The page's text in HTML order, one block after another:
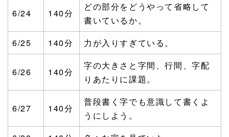
6/24 140分
どの部分をどうやって省略して
書いているか。
6/25
140分 力が入りすぎている。
6/26 140分
字の大きさと字間、行間、字配
りあたりに課題。
6/27 140分
普段書く字でも意識して書くよ
うにしよう。